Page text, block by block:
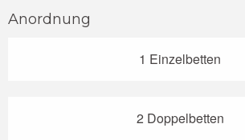
Anordnung
1 Einzelbetten
2 Doppelbetten